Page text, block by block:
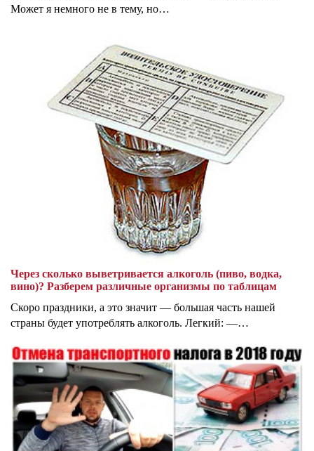
Может я немного не в тему, но…
Через сколько выветривается алкоголь (пиво, водка,
вино)? Разберем различные организмы по таблицам
Скоро праздники, а это значит — большая часть нашей
страны будет употреблять алкоголь. Легкий: —…